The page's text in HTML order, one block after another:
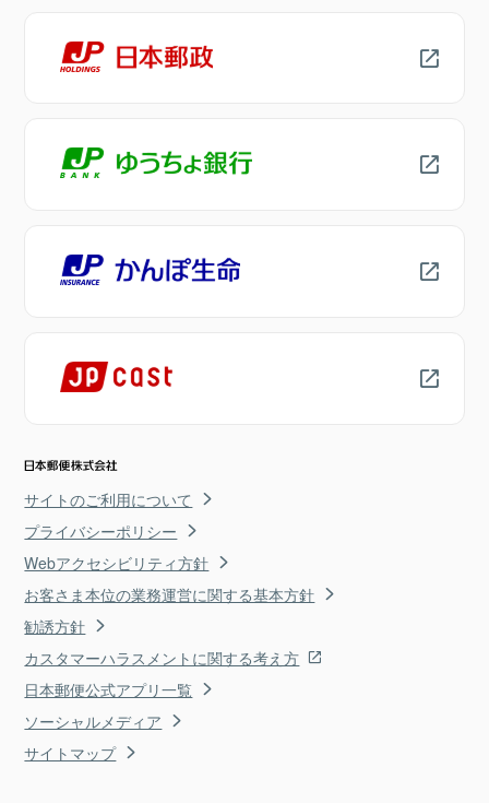
サイトのご利用について
プライバシーポリシー
Webアクセシビリティ方針
お客さま本位の業務運営に関する基本方針
勧誘方針
カスタマーハラスメントに関する考え方
日本郵便公式アプリ一覧
ソーシャルメディア
サイトマップ